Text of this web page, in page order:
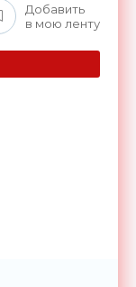
Добавить
в мою ленту